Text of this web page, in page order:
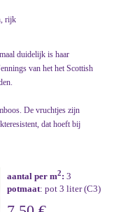
rijk
duidelijk is haar
van het het Scottish
De vruchtjes zijn
dat hoeft bij
aantal per m2: 3
potmaat: pot 3 liter (C3)